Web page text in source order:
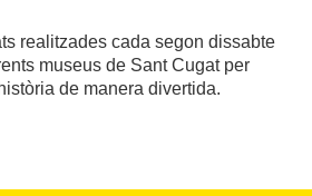
realitzades cada segon dissabte
museus de Sant Cugat per
de manera divertida.